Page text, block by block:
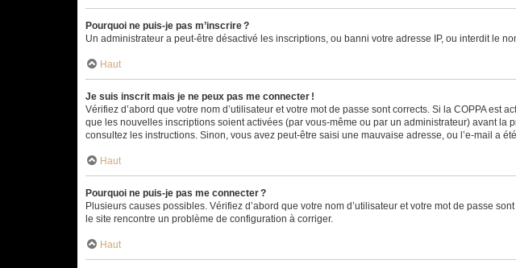
Pourquoi ne puis-je pas m’inscrire ?
Un administrateur a peut-être désactivé les inscriptions, ou banni votre adresse IP, ou interdit le
Haut
Je suis inscrit mais je ne peux pas me connecter !
Vérifiez d’abord que votre nom d’utilisateur et votre mot de passe sont corrects. Si la COPPA
que les nouvelles inscriptions soient activées (par vous-même ou par un administrateur) avant
consultez les instructions. Sinon, vous avez peut-être saisi une mauvaise adresse, ou l’e-mail a
Haut
Pourquoi ne puis-je pas me connecter ?
Plusieurs causes possibles. Vérifiez d’abord que votre nom d’utilisateur et votre mot de passe
le site rencontre un problème de configuration à corriger.
Haut